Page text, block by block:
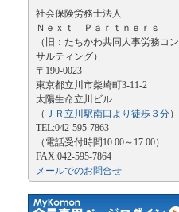
社会保険労務士法人
Ｎｅｘｔ Ｐａｒｔｎｅｒｓ
（旧：たちかわ共同人事労務コン
サルティング）
〒190-0023
東京都立川市柴崎町3-11-2
太陽生命立川ビル
（ ＪＲ立川駅南口より徒歩３分）
TEL:042-595-7863
（電話受付時間10:00～17:00）
FAX:042-595-7864
メールでのお問合せ